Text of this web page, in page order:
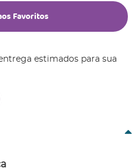
Favoritos
estimados para sua